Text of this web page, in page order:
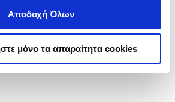
Αποδοχή Όλων
μόνο τα απαραίτητα cookies